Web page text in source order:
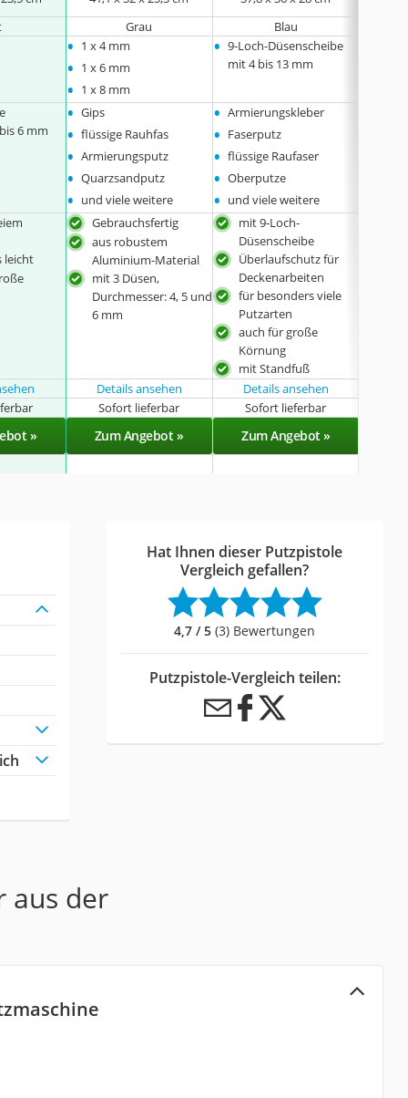
Grau Blau
• 1 x 4 mm
• 1 x 6 mm
• 1 x 8 mm
• 9-Loch-Düsenscheibe
mit 4 bis 13 mm
6 mm
• Gips
• flüssige Rauhfas
• Armierungsputz
• Quarzsandputz
• und viele weitere
• Armierungskleber
• Faserputz
• flüssige Raufaser
• Oberputze
• und viele weitere
leicht
Gebrauchsfertig
aus robustem
Aluminium-Material
mit 3 Düsen,
Durchmesser: 4, 5 und
6 mm
mit 9-Loch-
Düsenscheibe
Überlaufschutz für
Deckenarbeiten
für besonders viele
Putzarten
auch für große
Körnung
mit Standfuß
Details ansehen Details ansehen
Sofort lieferbar Sofort lieferbar
» Zum Angebot » Zum Angebot »
Hat Ihnen dieser Putzpistole
Vergleich gefallen?
4,7 / 5 (3) Bewertungen
Putzpistole-Vergleich teilen:
aus der